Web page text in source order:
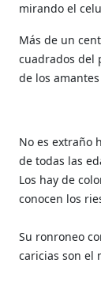
mirando el
Más de un
cuadrados del
de los
No es extraño
de todas las
Los hay de
conocen los
Su ronroneo
caricias son el